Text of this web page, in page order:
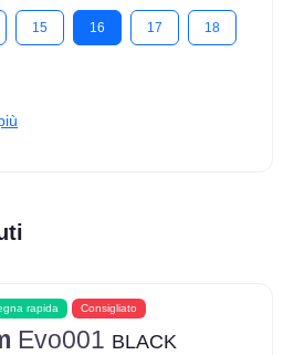
15 16 17 18
rapida Consigliato
Evo001 BLACK